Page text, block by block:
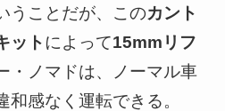
うことだが、このカント
ットによって15mmリフ
・ノマドは、ノーマル車
感なく運転できる。